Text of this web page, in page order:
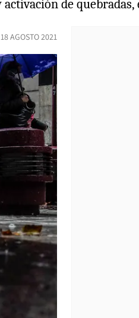
de
18 AGOSTO 2021